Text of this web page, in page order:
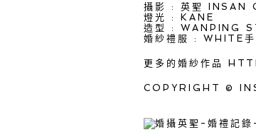
攝影 : 英聖 INSAN
燈光 : KANE
造型 : WANPING
婚紗禮服 : WHITE手
更多的婚紗作品
COPYRIGHT ©